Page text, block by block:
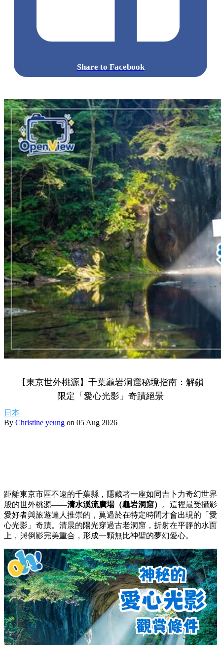
Share to Facebook
【東京世外桃源】千葉龜岩洞窟秘境指南：解鎖
限定「愛心光影」奇蹟絕景
日本
By Christine yeung on 05 Aug 2026
距離東京市區不遠的千葉縣，隱藏著一座如同吉卜力奇幻世界
般的世外桃源——清水溪流廣場（龜岩洞窟）
。這裡最受攝影
愛好者與旅遊達人推崇的，莫過於在特定時間才會出現的「愛
心光影」奇蹟。清晨的陽光穿過古老洞窟，折射在平靜的水面
上，與倒影完美重合，形成一顆無比神聖的夢幻愛心。